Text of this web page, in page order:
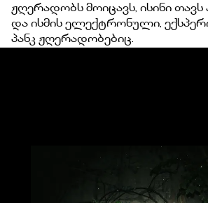
ჟღერადობს მოიცავს, ისინი
და ისმის ელექტრონული,
პანკ ჟღერადობებიც.